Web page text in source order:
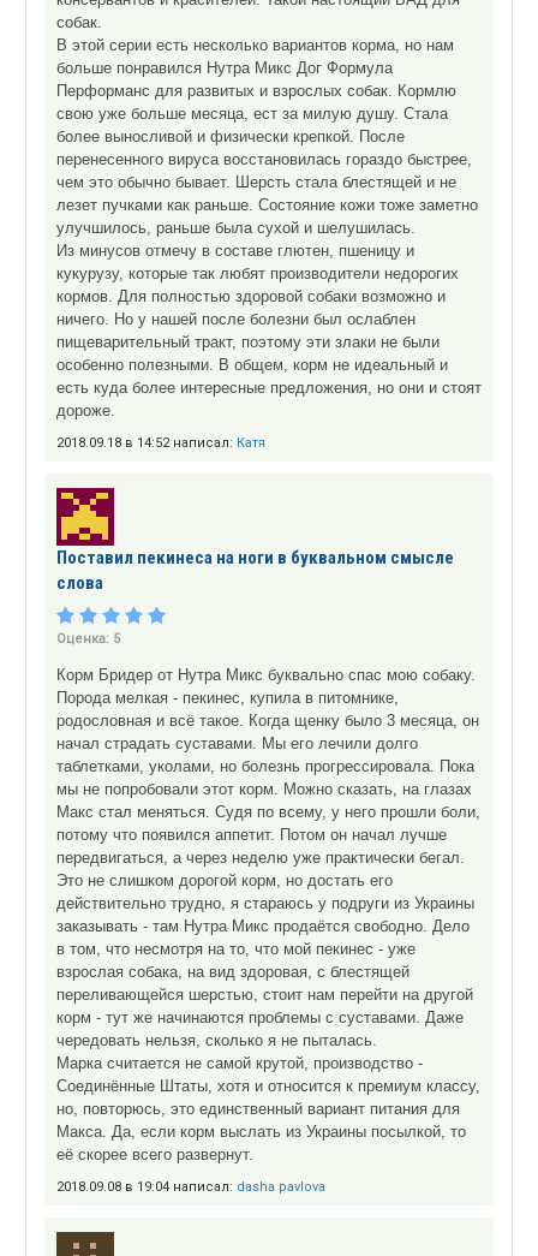
собак.
В этой серии есть несколько вариантов корма, но нам
больше понравился Нутра Микс Дог Формула
Перформанс для развитых и взрослых собак. Кормлю
свою уже больше месяца, ест за милую душу. Стала
более выносливой и физически крепкой. После
перенесенного вируса восстановилась гораздо быстрее,
чем это обычно бывает. Шерсть стала блестящей и не
лезет пучками как раньше. Состояние кожи тоже заметно
улучшилось, раньше была сухой и шелушилась.
Из минусов отмечу в составе глютен, пшеницу и
кукурузу, которые так любят производители недорогих
кормов. Для полностью здоровой собаки возможно и
ничего. Но у нашей после болезни был ослаблен
пищеварительный тракт, поэтому эти злаки не были
особенно полезными. В общем, корм не идеальный и
есть куда более интересные предложения, но они и стоят
дороже.
2018.09.18 в 14:52 написал: Катя
Поставил пекинеса на ноги в буквальном смысле
слова
Оценка: 5
Корм Бридер от Нутра Микс буквально спас мою собаку.
Порода мелкая - пекинес, купила в питомнике,
родословная и всё такое. Когда щенку было 3 месяца, он
начал страдать суставами. Мы его лечили долго
таблетками, уколами, но болезнь прогрессировала. Пока
мы не попробовали этот корм. Можно сказать, на глазах
Макс стал меняться. Судя по всему, у него прошли боли,
потому что появился аппетит. Потом он начал лучше
передвигаться, а через неделю уже практически бегал.
Это не слишком дорогой корм, но достать его
действительно трудно, я стараюсь у подруги из Украины
заказывать - там Нутра Микс продаётся свободно. Дело
в том, что несмотря на то, что мой пекинес - уже
взрослая собака, на вид здоровая, с блестящей
переливающейся шерстью, стоит нам перейти на другой
корм - тут же начинаются проблемы с суставами. Даже
чередовать нельзя, сколько я не пыталась.
Марка считается не самой крутой, производство -
Соединённые Штаты, хотя и относится к премиум классу,
но, повторюсь, это единственный вариант питания для
Макса. Да, если корм выслать из Украины посылкой, то
её скорее всего развернут.
2018.09.08 в 19:04 написал: dasha pavlova